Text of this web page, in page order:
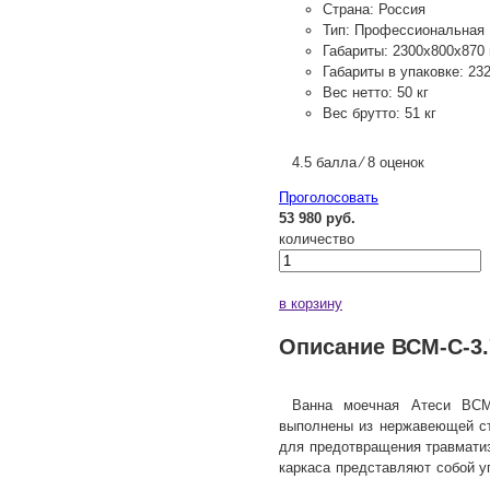
Страна: Россия
Тип: Профессиональная
Габариты:
Габариты в упаковке:
Вес нетто: 50 кг
Вес брутто: 51 кг
4.5 балла ⁄ 8 оценок
Проголосовать
53 980 руб.
количество
в корзину
Описание ВСМ-С-
Ванна моечная Атеси
выполнены из нержавеющей
для предотвращения
каркаса представляют собой